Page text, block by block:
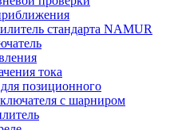
стандарта NAMUR
тока
позиционного
с шарниром